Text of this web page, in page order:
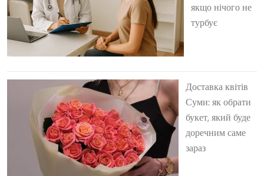
якщо нічого не
турбує
Доставка квітів
Суми: як обрати
букет, який буде
доречним саме
зараз